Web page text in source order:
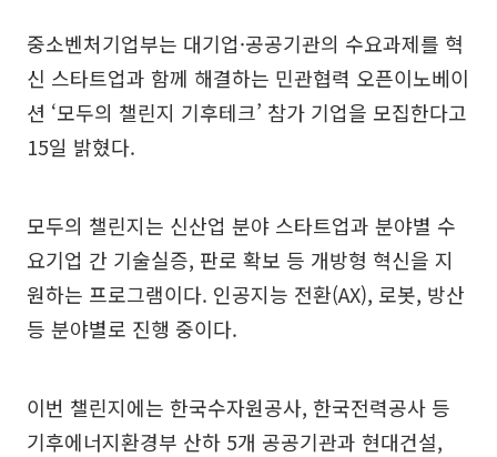
중소벤처기업부는 대기업·공공기관의 수요과제를 혁
신 스타트업과 함께 해결하는 민관협력 오픈이노베이
션 ‘모두의 챌린지 기후테크’ 참가 기업을 모집한다고
15일 밝혔다.
모두의 챌린지는 신산업 분야 스타트업과 분야별 수
요기업 간 기술실증, 판로 확보 등 개방형 혁신을 지
원하는 프로그램이다. 인공지능 전환(AX), 로봇, 방산
등 분야별로 진행 중이다.
이번 챌린지에는 한국수자원공사, 한국전력공사 등
기후에너지환경부 산하 5개 공공기관과 현대건설,